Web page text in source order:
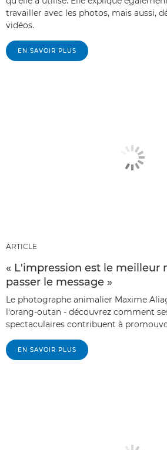
travailler avec les photos, mais aussi,
vidéos.
EN SAVOIR PLUS
ARTICLE
« L'impression est le meilleur
passer le message »
Le photographe animalier Maxime
l'orang-outan - découvrez comment
spectaculaires contribuent à
EN SAVOIR PLUS